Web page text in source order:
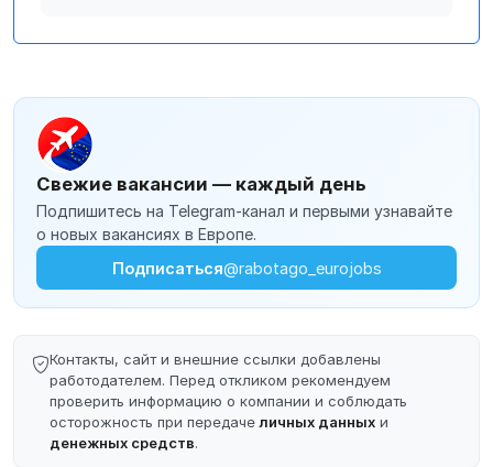
Свежие вакансии — каждый день
Подпишитесь на Telegram-канал и первыми узнавайте
о новых вакансиях в Европе.
Подписаться@rabotago_eurojobs
Контакты, сайт и внешние ссылки добавлены
работодателем. Перед откликом рекомендуем
проверить информацию о компании и соблюдать
осторожность при передачеличных данных и
денежных средств.